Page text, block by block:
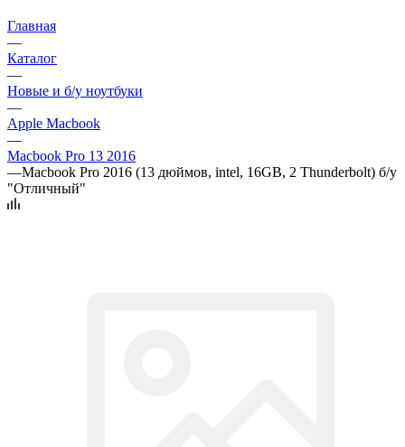
Главная
—
Каталог
—
Новые и б/у ноутбуки
—
Apple Macbook
—
Macbook Pro 13 2016
—Macbook Pro 2016 (13 дюймов, intel, 16GB, 2 Thunderbolt) б/у
"Отличный"